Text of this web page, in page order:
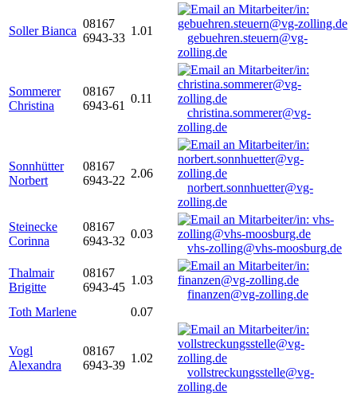
Soller Bianca
08167
6943-33
1.01
gebuehren.steuern@vg-
zolling.de
Sommerer
Christina
08167
6943-61
0.11
christina.sommerer@vg-
zolling.de
Sonnhütter
Norbert
08167
6943-22
2.06
norbert.sonnhuetter@vg-
zolling.de
Steinecke
Corinna
08167
6943-32
0.03
vhs-zolling@vhs-moosburg.de
Thalmair
Brigitte
08167
6943-45
1.03
finanzen@vg-zolling.de
Toth Marlene
0.07
Vogl
Alexandra
08167
6943-39
1.02
vollstreckungsstelle@vg-
zolling.de